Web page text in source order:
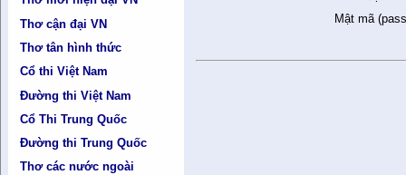
Thơ cận đại VN
Thơ tân hình thức
Cổ thi Việt Nam
Đường thi Việt Nam
Cổ Thi Trung Quốc
Đường thi Trung Quốc
Thơ các nước ngoài
Mật mã